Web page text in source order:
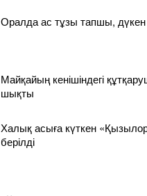
Оралда ас тұзы тапшы, дүкен
Майқайың кенішіндегі
шықты
Халық асыға күткен
берілді